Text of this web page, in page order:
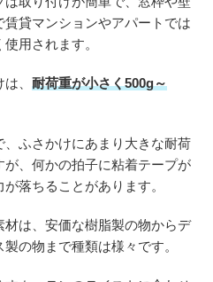
貸マンションやアパートでは
用されます。
、 耐荷重が小さく500g～
ふさかけにあまり大きな耐荷
、何かの拍子に粘着テープが
落ちることがあります。
材は、安価な樹脂製の物からデ
の物まで種類は様々です。